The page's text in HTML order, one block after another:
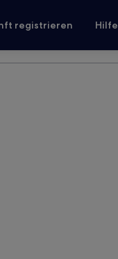
registrieren Hilfe